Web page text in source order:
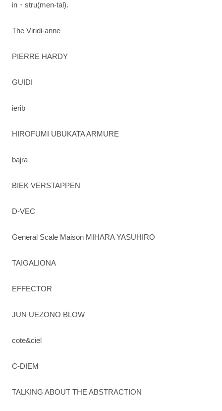
in・stru(men-tal).
The Viridi-anne
PIERRE HARDY
GUIDI
ierib
HIROFUMI UBUKATA ARMURE
bajra
BIEK VERSTAPPEN
D-VEC
General Scale Maison MIHARA YASUHIRO
TAIGALIONA
EFFECTOR
JUN UEZONO BLOW
cote&ciel
C-DIEM
TALKING ABOUT THE ABSTRACTION